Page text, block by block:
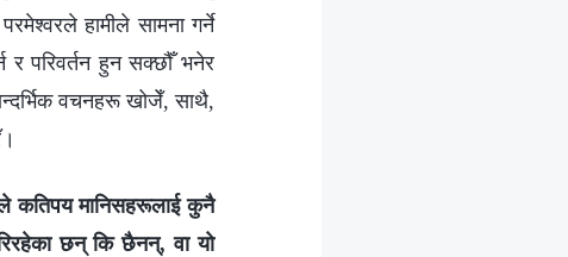
हामीले सामना गर्ने
र परिवर्तन हुन सक्छौँ भनेर
वचनहरू खोजेँ, साथै,
कतिपय मानिसहरूलाई कुनै
छन् कि छैनन्, वा यो